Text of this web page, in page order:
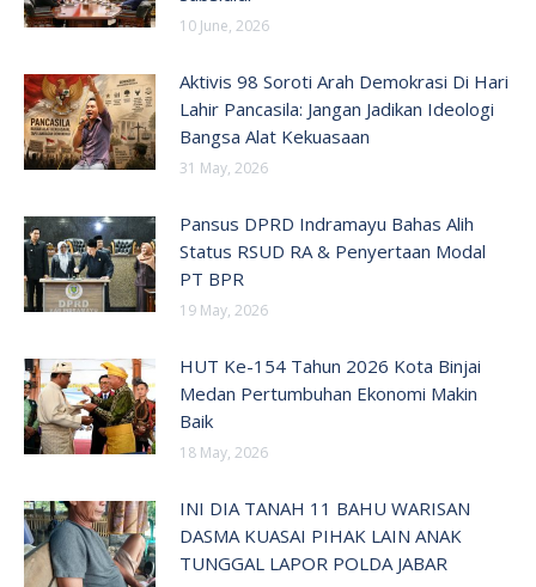
10 June, 2026
Aktivis 98 Soroti Arah Demokrasi Di Hari
Lahir Pancasila: Jangan Jadikan Ideologi
Bangsa Alat Kekuasaan
31 May, 2026
Pansus DPRD Indramayu Bahas Alih
Status RSUD RA & Penyertaan Modal
PT BPR
19 May, 2026
HUT Ke-154 Tahun 2026 Kota Binjai
Medan Pertumbuhan Ekonomi Makin
Baik
18 May, 2026
INI DIA TANAH 11 BAHU WARISAN
DASMA KUASAI PIHAK LAIN ANAK
TUNGGAL LAPOR POLDA JABAR